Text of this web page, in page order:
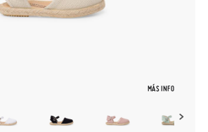
MÁS INFO